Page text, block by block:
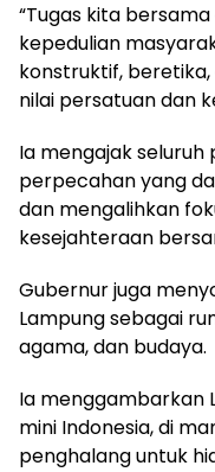
“Tugas kita
kepedulian
konstruktif,
nilai persatuan dan
Ia mengajak
perpecahan yang
dan mengalihkan
kesejahteraan
Gubernur juga
Lampung sebagai
agama, dan budaya.
Ia menggambarkan
mini Indonesia, di
penghalang untuk